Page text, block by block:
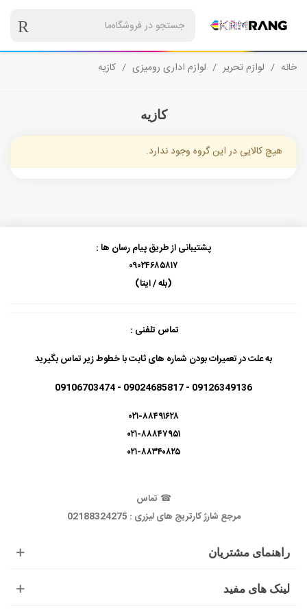
خانه / لوازم تحریر / لوازم اداری رومیزی / کازیه
کازیه
هیچ کالایی در این گروه وجود ندارد.
راهنمای مشتریان
لینک های مفید
پشتیبانی از طریق پیام رسان ها :
۰۹۰۲۴۶۸۵۸۱۷
(بله / ایتا)
تماس تلفنی :
به علت در تعمیرات بودن شماره های ثابت با خطوط زیر تماس بگیرید
09126349136 - 09024685817 - 09106703474
۰۲۱-۸۸۴۹۱۶۲۸
۰۲۱-۸۸۸۴۷۹۵۱
۰۲۱-۸۸۳۴۰۸۲۵
☎ تماس
مرجع شارژ کارتریج های لیزری : 02188324275